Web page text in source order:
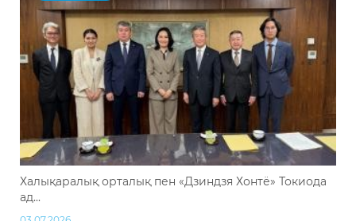
Халықаралық орталық пен «Дзиндзя Хонтё» Токиода
ад...